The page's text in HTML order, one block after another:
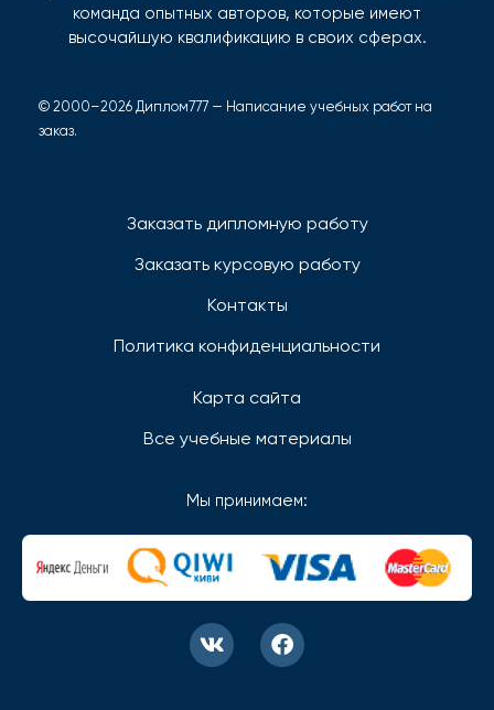
команда опытных авторов, которые имеют
высочайшую квалификацию в своих сферах.
© 2000–2026 Диплом777 — Написание учебных работ на
заказ.
Заказать дипломную работу
Заказать курсовую работу
Контакты
Политика конфиденциальности
Карта сайта
Все учебные материалы
Мы принимаем: